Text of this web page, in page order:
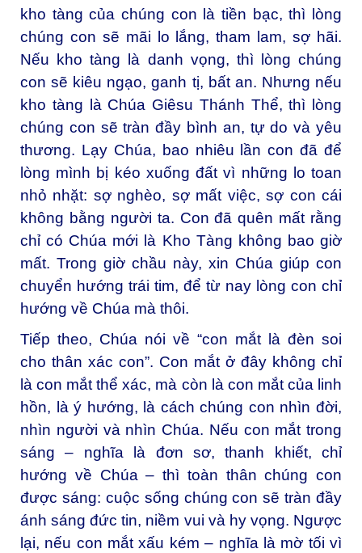
kho tàng của chúng con là tiền bạc, thì lòng
chúng con sẽ mãi lo lắng, tham lam, sợ hãi.
Nếu kho tàng là danh vọng, thì lòng chúng
con sẽ kiêu ngạo, ganh tị, bất an. Nhưng nếu
kho tàng là Chúa Giêsu Thánh Thể, thì lòng
chúng con sẽ tràn đầy bình an, tự do và yêu
thương. Lạy Chúa, bao nhiêu lần con đã để
lòng mình bị kéo xuống đất vì những lo toan
nhỏ nhặt: sợ nghèo, sợ mất việc, sợ con cái
không bằng người ta. Con đã quên mất rằng
chỉ có Chúa mới là Kho Tàng không bao giờ
mất. Trong giờ chầu này, xin Chúa giúp con
chuyển hướng trái tim, để từ nay lòng con chỉ
hướng về Chúa mà thôi.
Tiếp theo, Chúa nói về “con mắt là đèn soi
cho thân xác con”. Con mắt ở đây không chỉ
là con mắt thể xác, mà còn là con mắt của linh
hồn, là ý hướng, là cách chúng con nhìn đời,
nhìn người và nhìn Chúa. Nếu con mắt trong
sáng – nghĩa là đơn sơ, thanh khiết, chỉ
hướng về Chúa – thì toàn thân chúng con
được sáng: cuộc sống chúng con sẽ tràn đầy
ánh sáng đức tin, niềm vui và hy vọng. Ngược
lại, nếu con mắt xấu kém – nghĩa là mờ tối vì